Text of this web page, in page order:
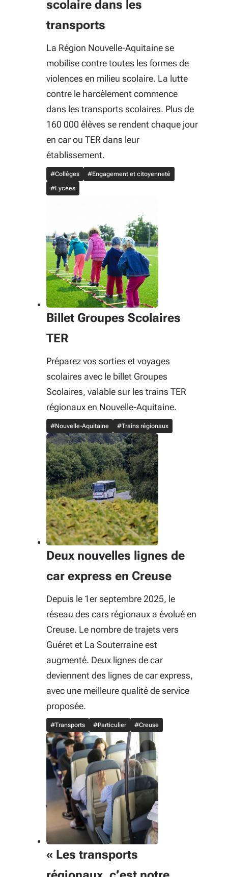
scolaire dans les
transports
La Région Nouvelle-Aquitaine se
mobilise contre toutes les formes de
violences en milieu scolaire. La lutte
contre le harcèlement commence
dans les transports scolaires. Plus de
160 000 élèves se rendent chaque jour
en car ou TER dans leur
établissement.
#Collèges
#Engagement et citoyenneté
#Lycées
Billet Groupes Scolaires
TER
Préparez vos sorties et voyages
scolaires avec le billet Groupes
Scolaires, valable sur les trains TER
régionaux en Nouvelle-Aquitaine.
#Nouvelle-Aquitaine #Trains régionaux
Deux nouvelles lignes de
car express en Creuse
Depuis le 1er septembre 2025, le
réseau des cars régionaux a évolué en
Creuse. Le nombre de trajets vers
Guéret et La Souterraine est
augmenté. Deux lignes de car
deviennent des lignes de car express,
avec une meilleure qualité de service
proposée.
#Transports #Particulier #Creuse
« Les transports